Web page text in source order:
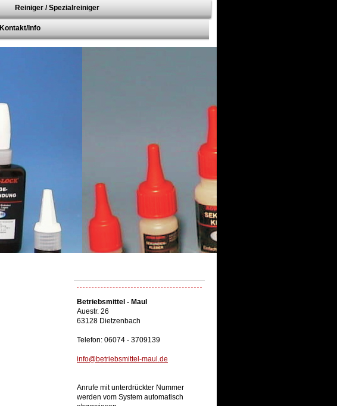
Reiniger / Spezialreiniger
Kontakt/Info
Betriebsmittel - Maul
Auestr. 26
63128 Dietzenbach
Telefon: 06074 - 3709139
info@betriebsmittel-maul.de
Anrufe mit unterdrückter Nummer
werden vom System automatisch